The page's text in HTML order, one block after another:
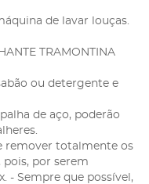
de lavar louças.
TRAMONTINA
ou detergente e
de aço, poderão
remover totalmente os
pois, por serem
- Sempre que possível,